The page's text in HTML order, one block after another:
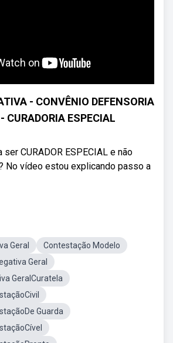
- CONVÊNIO DEFENSORIA
CURADORIA ESPECIAL
CURADOR ESPECIAL e não
No vídeo estou explicando passo a
Geral
Contestação Modelo
Geral
GeralCuratela
Guarda